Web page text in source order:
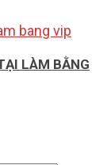
LÀM BẰNG